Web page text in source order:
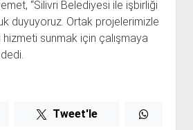
“Silivri Belediyesi ile işbirliği
duyuyoruz. Ortak projelerimizle
hizmeti sunmak için çalışmaya
Tweet'le